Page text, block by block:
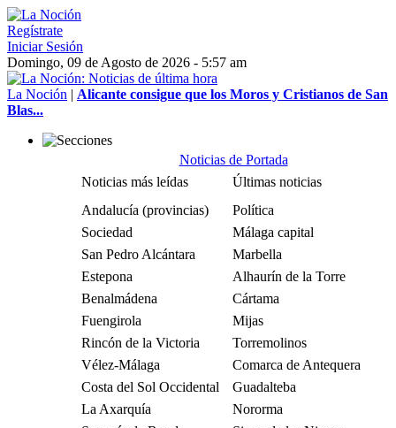
Regístrate
Iniciar Sesión
Domingo, 09 de Agosto de 2026 - 5:57 am
La Noción | Alicante consigue que los Moros y Cristianos de San
Blas...
Noticias de Portada
Noticias más leídas
Últimas noticias
Andalucía (provincias)
Política
Sociedad
Málaga capital
San Pedro Alcántara
Marbella
Estepona
Alhaurín de la Torre
Benalmádena
Cártama
Fuengirola
Mijas
Rincón de la Victoria
Torremolinos
Vélez-Málaga
Comarca de Antequera
Costa del Sol Occidental
Guadalteba
La Axarquía
Nororma